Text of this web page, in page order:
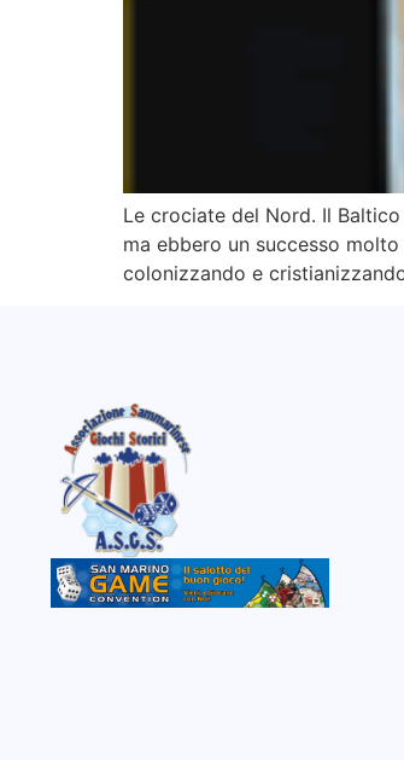
Le crociate del Nord. Il
ma ebbero un successo
colonizzando e